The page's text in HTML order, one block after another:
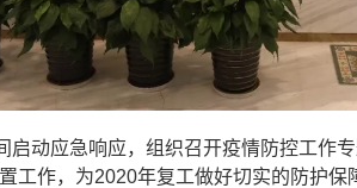
启动应急响应，组织召开疫情防控工作
工作，为2020年复工做好切实的防护保